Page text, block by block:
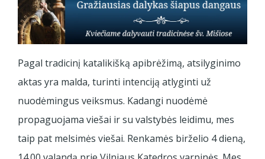
Pagal tradicinį katalikišką apibrėžimą, atsilyginimo
aktas yra malda, turinti intenciją atlyginti už
nuodėmingus veiksmus. Kadangi nuodėmė
propaguojama viešai ir su valstybės leidimu, mes
taip pat melsimės viešai. Renkamės birželio 4 dieną,